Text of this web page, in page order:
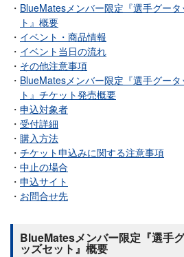
BlueMatesメンバー限定『選手グー
ト』概要
イベント・商品情報
イベント当日の流れ
その他注意事項
BlueMatesメンバー限定『選手グー
ト』チケット発売概要
申込対象者
受付詳細
購入方法
チケット申込みに関する注意事項
中止の場合
申込サイト
お問合せ先
BlueMatesメンバー限定『選手
ッズセット』概要